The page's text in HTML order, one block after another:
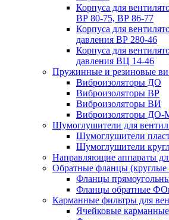
Корпуса для
ВР 80-75, ВР 86-77
Корпуса для
давления ВР 280-46
Корпуса для
давления ВЦ 14-46
Пружинные и резиновые
Виброизоляторы ДО
Виброизоляторы ВР
Виброизоляторы ВИ
Виброизоляторы ДО-
Шумоглушители для
Шумоглушители
Шумоглушители
Направляющие аппараты
Обратные фланцы (круглые
Фланцы
Фланцы обратные
Карманные фильтры для
Ячейковые